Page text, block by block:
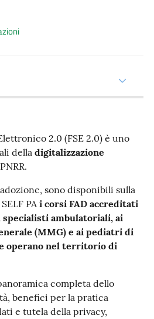
2.0 (FSE 2.0) è uno
delladigitalizzazione
sono disponibili sulla
PAi corsi FAD accreditati
ambulatoriali, ai
(MMG) e ai pediatri di
operano nel territorio di
completa dello
benefici per la pratica
e tutela della privacy,